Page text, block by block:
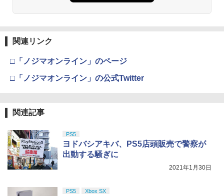
関連リンク
□「ノジマオンライン」のページ
□「ノジマオンライン」の公式Twitter
関連記事
PS5
ヨドバシアキバ、PS5店頭販売で警察が
出動する騒ぎに
2021年1月30日
PS5 Xbox SX